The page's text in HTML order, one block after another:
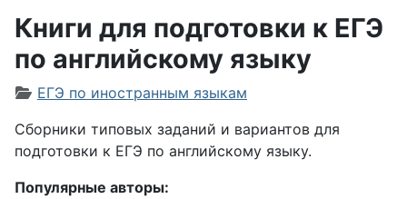
Книги для подготовки к ЕГЭ
по английскому языку
Информация о материале
ЕГЭ по иностранным языкам
Сборники типовых заданий и вариантов для
подготовки к ЕГЭ по английскому языку.
Популярные авторы: